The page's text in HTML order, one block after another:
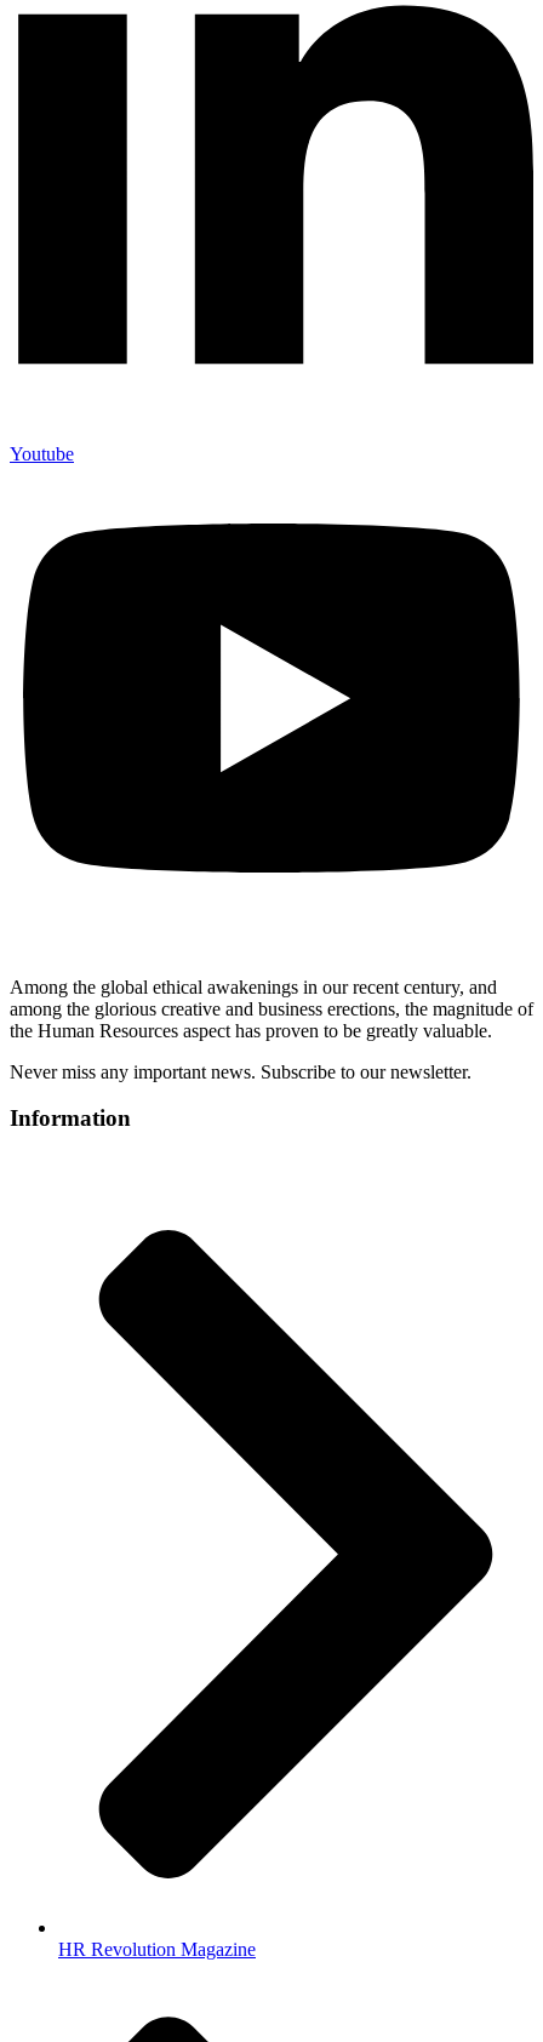
Youtube
Among the global ethical awakenings in our recent century, and
among the glorious creative and business erections, the magnitude of
the Human Resources aspect has proven to be greatly valuable.
Never miss any important news. Subscribe to our newsletter.
Information
HR Revolution Magazine